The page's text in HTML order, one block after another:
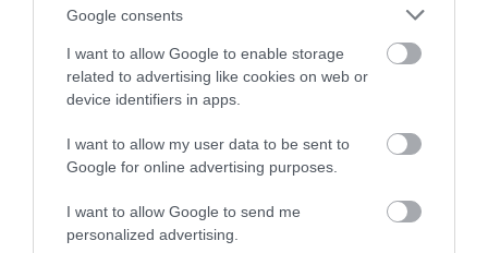
Google consents
I want to allow Google to enable storage
related to advertising like cookies on web or
device identifiers in apps.
I want to allow my user data to be sent to
Google for online advertising purposes.
I want to allow Google to send me
personalized advertising.
Hotel Mátra működtetését. Az üzemeltetési
feladatok ellátása mellett a szállodát tulajdonló
társaság megvásárlásáról szóló szerződés is
aláírásra került 2021 októberében.
A Hunguest Hotels könnyes
búcsúja nem tartott sokáig,